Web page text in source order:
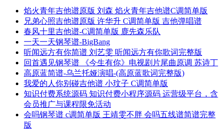
焰火青年吉他谱原版 刘森 焰火青年吉他谱C调简单版
兄弟心照吉他谱原版 许华升 C调简单版 吉他弹唱谱
春风十里吉他谱-C调简单版 鹿先森乐队
一天一天钢琴谱-BigBang
听闻远方有你简谱 刘艺雯 听闻远方有你歌词完整版
回首遇见钢琴谱 《今生有你》电视剧片尾曲原调 苏诗丁
高原蓝简谱-乌兰托娅演唱-(高原蓝歌词完整版)
我爱的人你别碰吉他谱 小玟子 C调简单版
知识付费系统源码 知识付费小程序源码 运营级平台，含
会员推广与课程限免活动
会吗钢琴谱 c调简单版 王靖雯不胖 会吗五线谱简谱完整
版